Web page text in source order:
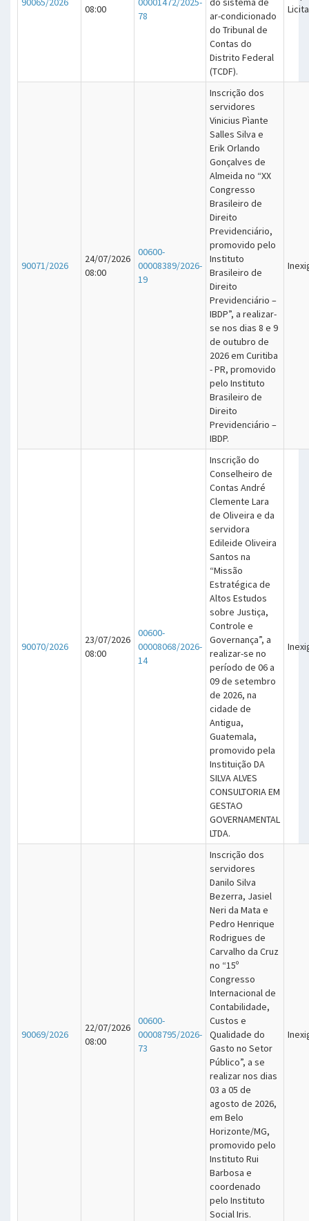
08:00
78
ar-condicionado
do Tribunal de
Contas do
Distrito Federal
(TCDF).
90071/2026
24/07/2026
08:00
00600-
00008389/2026-
19
Inscrição dos
servidores
Vinicius Pìante
Salles Silva e
Erik Orlando
Gonçalves de
Almeida no “XX
Congresso
Brasileiro de
Direito
Previdenciário,
promovido pelo
Instituto
Brasileiro de
Direito
Previdenciário –
IBDP”, a realizar-
se nos dias 8 e 9
de outubro de
2026 em Curitiba
- PR, promovido
pelo Instituto
Brasileiro de
Direito
Previdenciário –
IBDP.
90070/2026
23/07/2026
08:00
00600-
00008068/2026-
14
Inscrição do
Conselheiro de
Contas André
Clemente Lara
de Oliveira e da
servidora
Edileide Oliveira
Santos na
“Missão
Estratégica de
Altos Estudos
sobre Justiça,
Controle e
Governança”, a
realizar-se no
período de 06 a
09 de setembro
de 2026, na
cidade de
Antigua,
Guatemala,
promovido pela
Instituição DA
SILVA ALVES
CONSULTORIA EM
GESTAO
GOVERNAMENTAL
LTDA.
90069/2026
22/07/2026
08:00
00600-
00008795/2026-
73
Inscrição dos
servidores
Danilo Silva
Bezerra, Jasiel
Neri da Mata e
Pedro Henrique
Rodrigues de
Carvalho da Cruz
no “15º
Congresso
Internacional de
Contabilidade,
Custos e
Qualidade do
Gasto no Setor
Público”, a se
realizar nos dias
03 a 05 de
agosto de 2026,
em Belo
Horizonte/MG,
promovido pelo
Instituto Rui
Barbosa e
coordenado
pelo Instituto
Social Iris.